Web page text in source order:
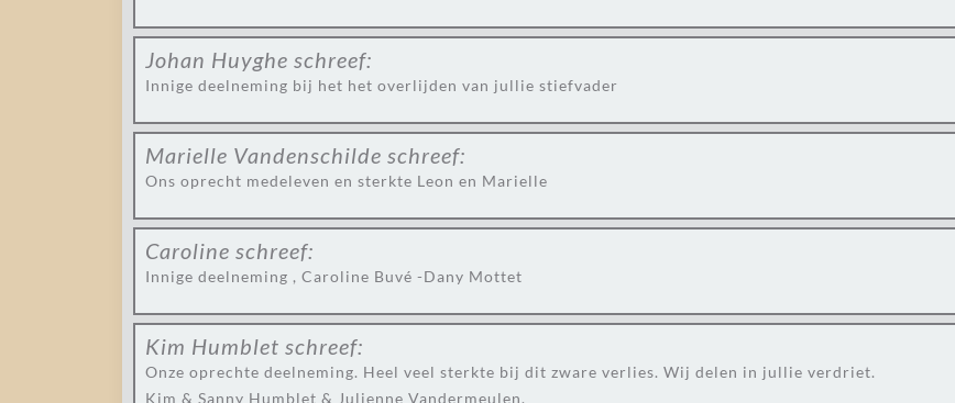
Johan Huyghe schreef:
Innige deelneming bij het het overlijden van jullie stiefvader
Marielle Vandenschilde schreef:
Ons oprecht medeleven en sterkte Leon en Marielle
Caroline schreef:
Innige deelneming , Caroline Buvé -Dany Mottet
Kim Humblet schreef:
Onze oprechte deelneming. Heel veel sterkte bij dit zware verlies. Wij delen in jullie verdriet.
Kim & Sanny Humblet & Julienne Vandermeulen.